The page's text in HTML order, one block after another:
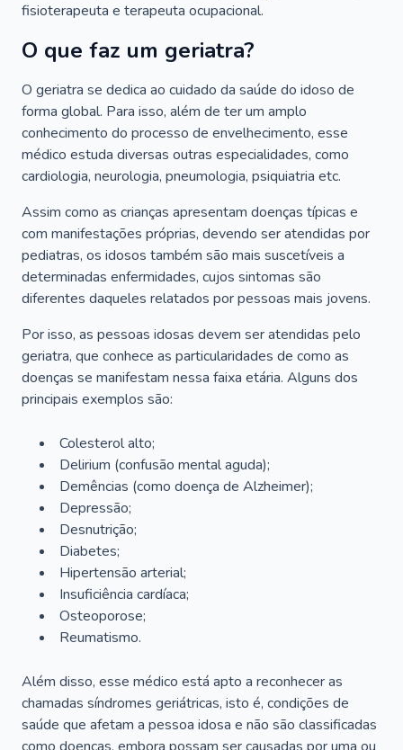
fisioterapeuta e terapeuta ocupacional.
O que faz um geriatra?
O geriatra se dedica ao cuidado da saúde do idoso de
forma global. Para isso, além de ter um amplo
conhecimento do processo de envelhecimento, esse
médico estuda diversas outras especialidades, como
cardiologia, neurologia, pneumologia, psiquiatria etc.
Assim como as crianças apresentam doenças típicas e
com manifestações próprias, devendo ser atendidas por
pediatras, os idosos também são mais suscetíveis a
determinadas enfermidades, cujos sintomas são
diferentes daqueles relatados por pessoas mais jovens.
Por isso, as pessoas idosas devem ser atendidas pelo
geriatra, que conhece as particularidades de como as
doenças se manifestam nessa faixa etária. Alguns dos
principais exemplos são:
Colesterol alto;
Delirium (confusão mental aguda);
Demências (como doença de Alzheimer);
Depressão;
Desnutrição;
Diabetes;
Hipertensão arterial;
Insuficiência cardíaca;
Osteoporose;
Reumatismo.
Além disso, esse médico está apto a reconhecer as
chamadas síndromes geriátricas, isto é, condições de
saúde que afetam a pessoa idosa e não são classificadas